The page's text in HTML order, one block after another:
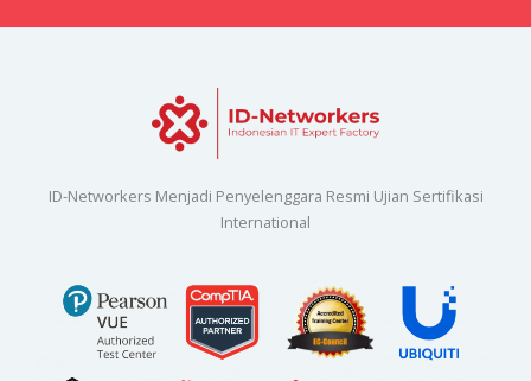
ID-Networkers Menjadi Penyelenggara Resmi Ujian Sertifikasi
International